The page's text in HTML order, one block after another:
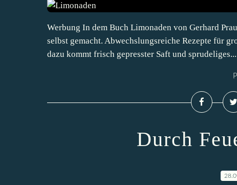
Werbung In dem Buch Limonaden von Gerhard
selbst gemacht. Abwechslungsreiche Rezepte für
dazu kommt frisch gepresster Saft und sprudeliges...
Durch